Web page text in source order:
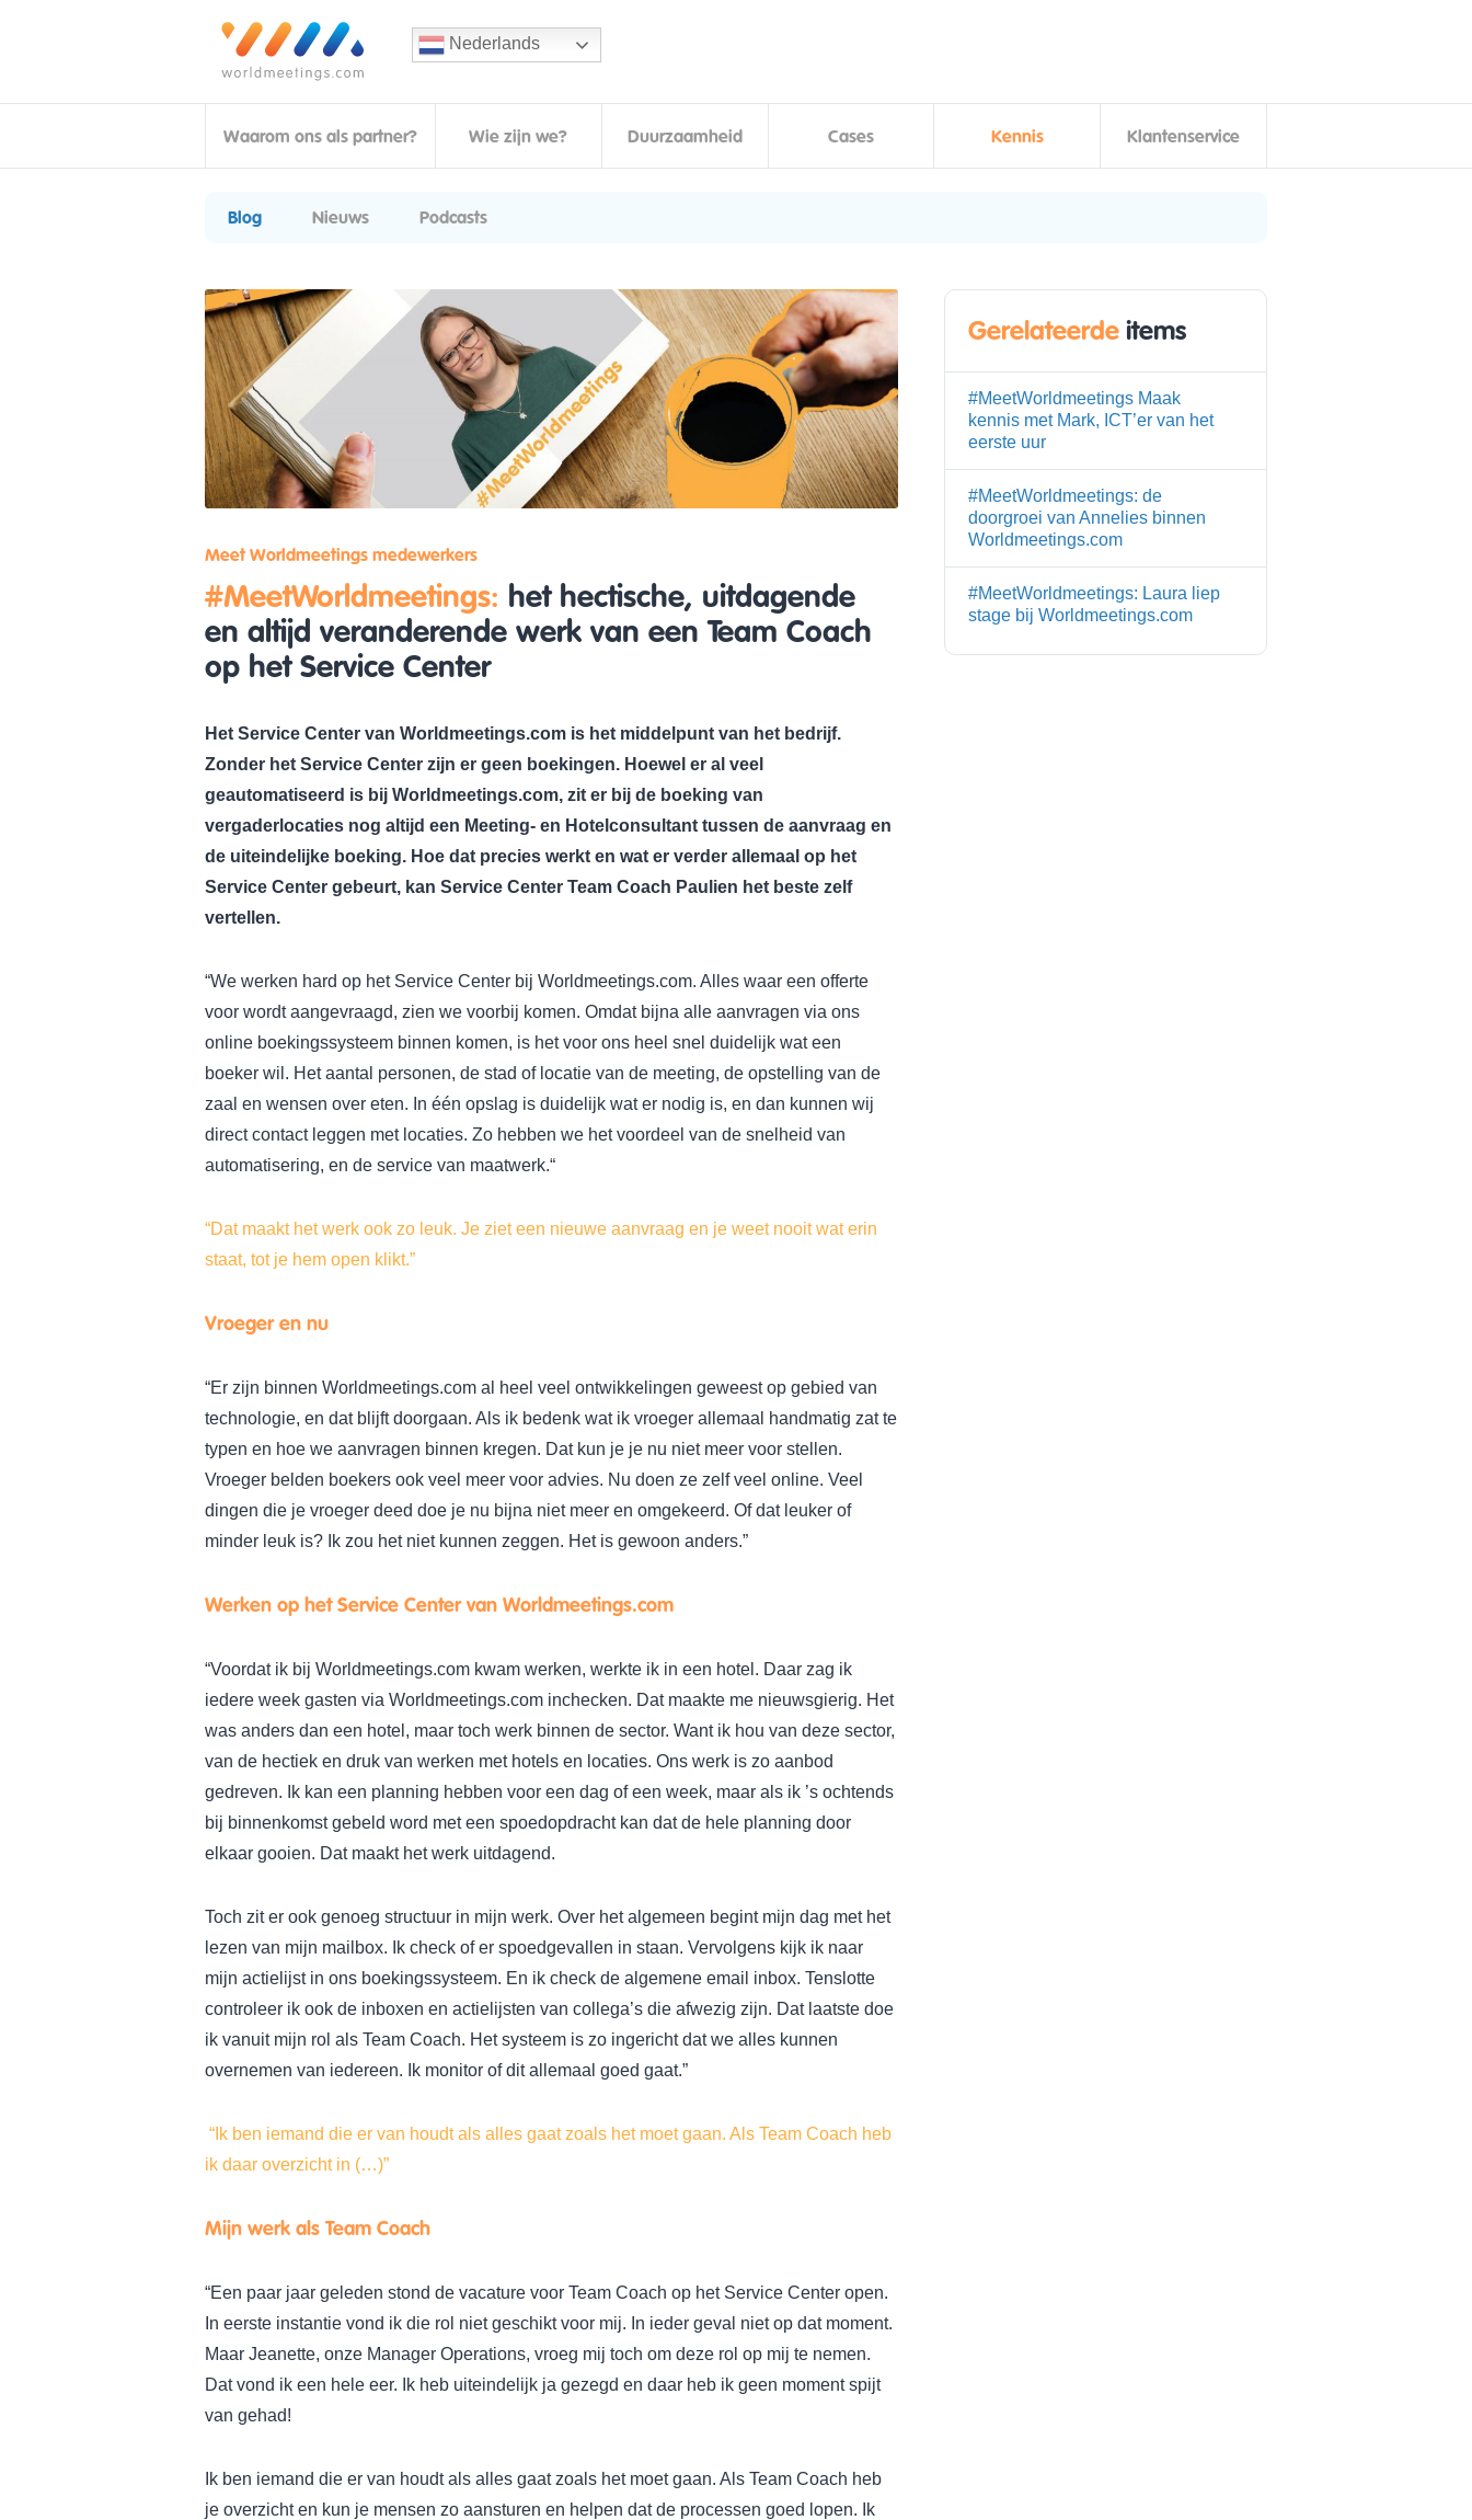
Nederlands
Waarom ons als partner? Wie zijn we? Duurzaamheid Cases Kennis Klantenservice
Blog Nieuws Podcasts
Meet Worldmeetings medewerkers
#MeetWorldmeetings: het hectische, uitdagende
en altijd veranderende werk van een Team Coach
op het Service Center
Het Service Center van Worldmeetings.com is het middelpunt van het bedrijf.
Zonder het Service Center zijn er geen boekingen. Hoewel er al veel
geautomatiseerd is bij Worldmeetings.com, zit er bij de boeking van
vergaderlocaties nog altijd een Meeting- en Hotelconsultant tussen de aanvraag en
de uiteindelijke boeking. Hoe dat precies werkt en wat er verder allemaal op het
Service Center gebeurt, kan Service Center Team Coach Paulien het beste zelf
vertellen.
“We werken hard op het Service Center bij Worldmeetings.com. Alles waar een offerte
voor wordt aangevraagd, zien we voorbij komen. Omdat bijna alle aanvragen via ons
online boekingssysteem binnen komen, is het voor ons heel snel duidelijk wat een
boeker wil. Het aantal personen, de stad of locatie van de meeting, de opstelling van de
zaal en wensen over eten. In één opslag is duidelijk wat er nodig is, en dan kunnen wij
direct contact leggen met locaties. Zo hebben we het voordeel van de snelheid van
automatisering, en de service van maatwerk.“
“Dat maakt het werk ook zo leuk. Je ziet een nieuwe aanvraag en je weet nooit wat erin
staat, tot je hem open klikt.”
Vroeger en nu
“Er zijn binnen Worldmeetings.com al heel veel ontwikkelingen geweest op gebied van
technologie, en dat blijft doorgaan. Als ik bedenk wat ik vroeger allemaal handmatig zat te
typen en hoe we aanvragen binnen kregen. Dat kun je je nu niet meer voor stellen.
Vroeger belden boekers ook veel meer voor advies. Nu doen ze zelf veel online. Veel
dingen die je vroeger deed doe je nu bijna niet meer en omgekeerd. Of dat leuker of
minder leuk is? Ik zou het niet kunnen zeggen. Het is gewoon anders.”
Werken op het Service Center van Worldmeetings.com
“Voordat ik bij Worldmeetings.com kwam werken, werkte ik in een hotel. Daar zag ik
iedere week gasten via Worldmeetings.com inchecken. Dat maakte me nieuwsgierig. Het
was anders dan een hotel, maar toch werk binnen de sector. Want ik hou van deze sector,
van de hectiek en druk van werken met hotels en locaties. Ons werk is zo aanbod
gedreven. Ik kan een planning hebben voor een dag of een week, maar als ik ’s ochtends
bij binnenkomst gebeld word met een spoedopdracht kan dat de hele planning door
elkaar gooien. Dat maakt het werk uitdagend.
Toch zit er ook genoeg structuur in mijn werk. Over het algemeen begint mijn dag met het
lezen van mijn mailbox. Ik check of er spoedgevallen in staan. Vervolgens kijk ik naar
mijn actielijst in ons boekingssysteem. En ik check de algemene email inbox. Tenslotte
controleer ik ook de inboxen en actielijsten van collega’s die afwezig zijn. Dat laatste doe
ik vanuit mijn rol als Team Coach. Het systeem is zo ingericht dat we alles kunnen
overnemen van iedereen. Ik monitor of dit allemaal goed gaat.”
“Ik ben iemand die er van houdt als alles gaat zoals het moet gaan. Als Team Coach heb
ik daar overzicht in (…)”
Mijn werk als Team Coach
“Een paar jaar geleden stond de vacature voor Team Coach op het Service Center open.
In eerste instantie vond ik die rol niet geschikt voor mij. In ieder geval niet op dat moment.
Maar Jeanette, onze Manager Operations, vroeg mij toch om deze rol op mij te nemen.
Dat vond ik een hele eer. Ik heb uiteindelijk ja gezegd en daar heb ik geen moment spijt
van gehad!
Ik ben iemand die er van houdt als alles gaat zoals het moet gaan. Als Team Coach heb
je overzicht en kun je mensen zo aansturen en helpen dat de processen goed lopen. Ik
Gerelateerde items
#MeetWorldmeetings Maak
kennis met Mark, ICT’er van het
eerste uur
#MeetWorldmeetings: de
doorgroei van Annelies binnen
Worldmeetings.com
#MeetWorldmeetings: Laura liep
stage bij Worldmeetings.com